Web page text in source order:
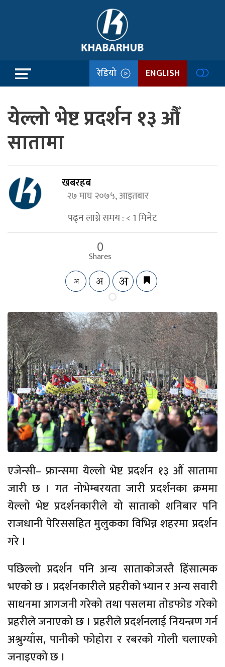
रेडियो ENGLISH
येल्लो भेष्ट प्रदर्शन १३ औँ
सातामा
खबरहब
२७ माघ २०७५, आइतबार
पढ्न लाग्ने समय :< 1मिनेट
0
Shares
एजेन्सी– फ्रान्समा येल्लो भेष्ट प्रदर्शन १३ औँ सातामा
जारी छ । गत नोभेम्बरयता जारी प्रदर्शनका क्रममा
येल्लो भेष्ट प्रदर्शनकारीले यो साताको शनिबार पनि
राजधानी पेरिससहित मुलुकका विभिन्न शहरमा प्रदर्शन
गरे ।
पछिल्लो प्रदर्शन पनि अन्य साताकोजस्तै हिंसात्मक
भएको छ । प्रदर्शनकारीले प्रहरीको भ्यान र अन्य सवारी
साधनमा आगजनी गरेको तथा पसलमा तोडफोड गरेको
प्रहरीले जनाएको छ । प्रहरीले प्रदर्शनलाई नियन्त्रण गर्न
अश्रुग्याँस, पानीको फोहोरा र रबरको गोली चलाएको
जनाइएको छ ।